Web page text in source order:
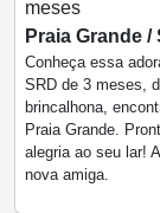
meses
Praia Grande /
Conheça essa
SRD de 3 meses,
brincalhona,
Praia Grande.
alegria ao seu lar!
nova amiga.